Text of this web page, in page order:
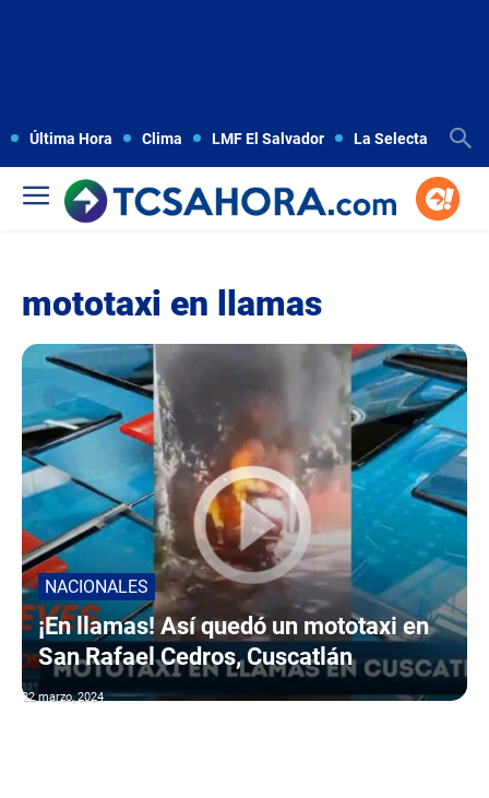
Última Hora Clima LMF El Salvador La Selecta
mototaxi en llamas
NACIONALES
¡En llamas! Así quedó un mototaxi en
San Rafael Cedros, Cuscatlán
22 marzo, 2024